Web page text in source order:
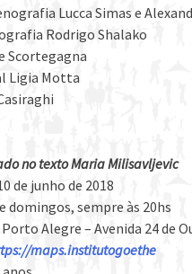
Lucca Simas e
Rodrigo Shalako
Scortegagna
Ligia Motta
no texto Maria Milisavljevic
de junho de 2018
domingos, sempre às 20hs
Alegre – Avenida 24 de
maps.institutogoethe